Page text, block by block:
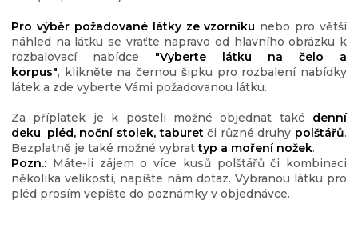
Pro výběr požadované látky ze vzorníku nebo pro větší
náhled na látku se vraťte napravo od hlavního obrázku k
rozbalovací nabídce "Vyberte látku na čelo a
korpus", klikněte na černou šipku pro rozbalení nabídky
látek a zde vyberte Vámi požadovanou látku.
Za příplatek je k posteli možné objednat také denní
deku, pléd, noční stolek, taburetči různé druhy polštářů.
Bezplatně je také možné vybrattyp a moření nožek.
Pozn.: Máte-li zájem o více kusů polštářů či kombinaci
několika velikostí, napište nám dotaz. Vybranou látku pro
pléd prosím vepište do poznámky v objednávce.